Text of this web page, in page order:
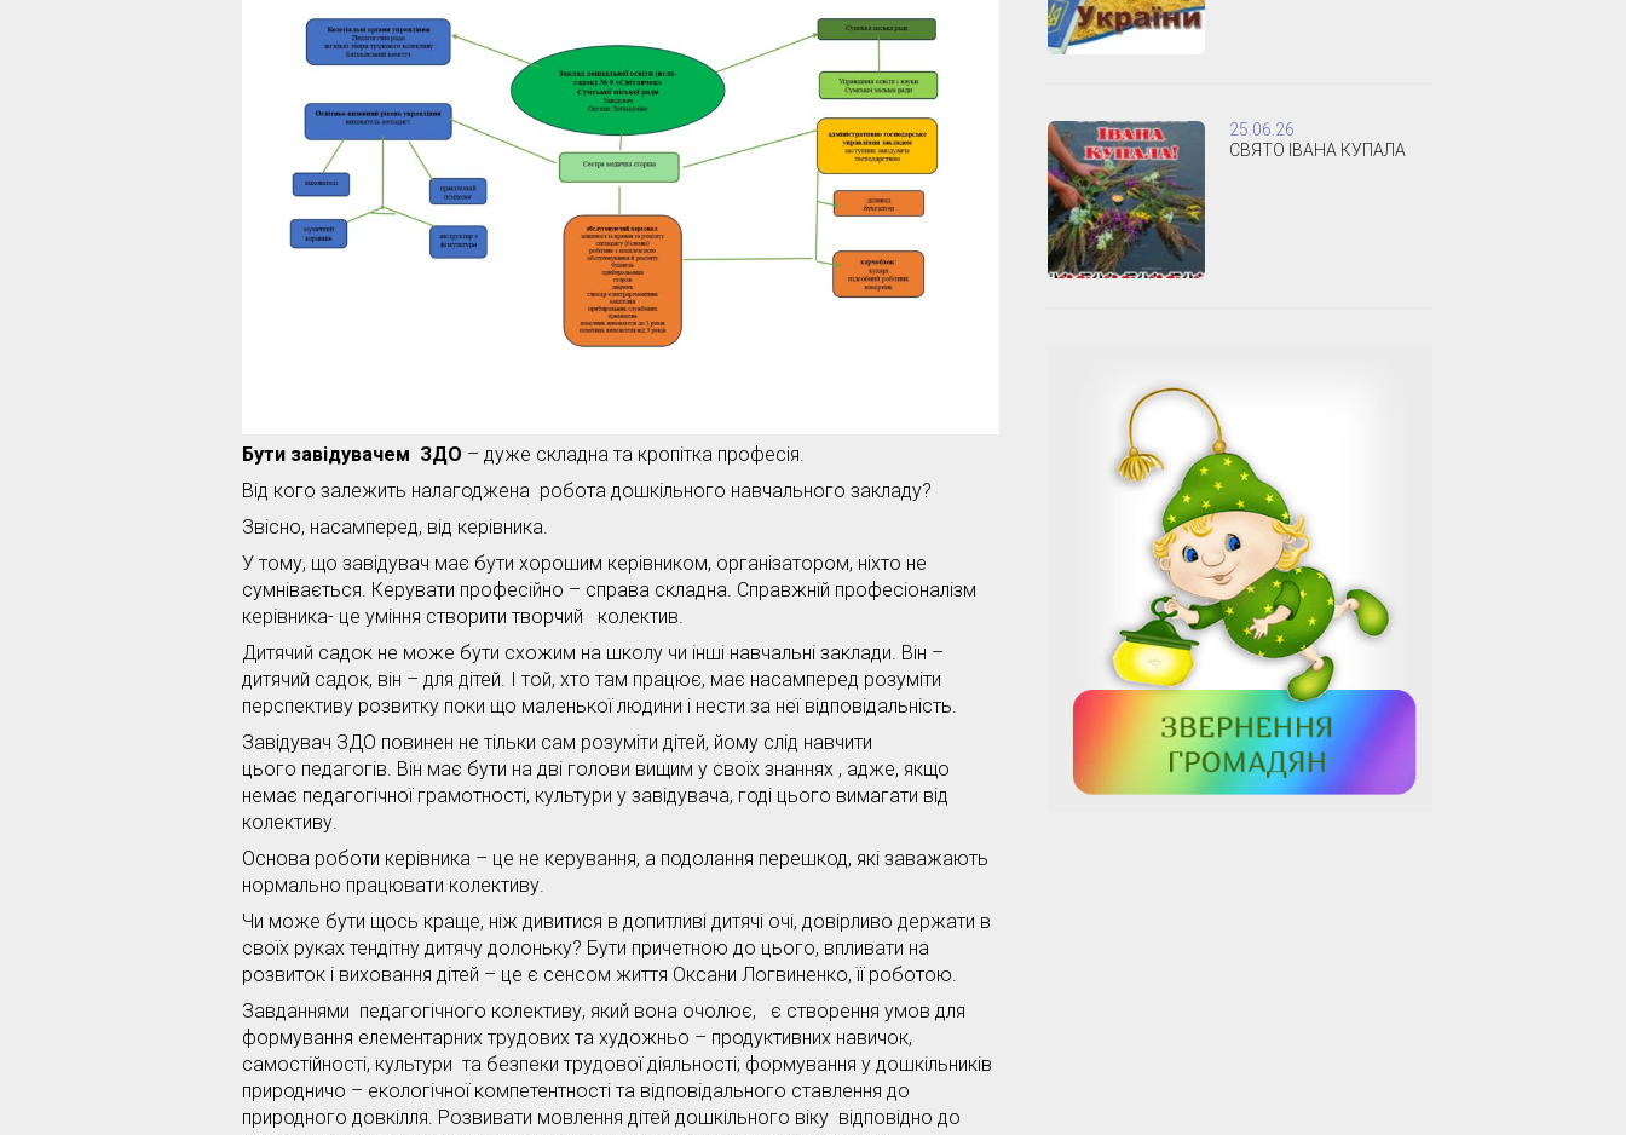
25.06.26
СВЯТО ІВАНА КУПАЛА
Бути завідувачем ЗДО – дуже складна та кропітка професія.
Від кого залежить налагоджена робота дошкільного навчального закладу?
Звісно, насамперед, від керівника.
У тому, що завідувач має бути хорошим керівником, організатором, ніхто не
сумнівається. Керувати професійно – справа складна. Справжній професіоналізм
керівника- це уміння створити творчий колектив.
Дитячий садок не може бути схожим на школу чи інші навчальні заклади. Він –
дитячий садок, він – для дітей. І той, хто там працює, має насамперед розуміти
перспективу розвитку поки що маленької людини і нести за неї відповідальність.
Завідувач ЗДО повинен не тільки сам розуміти дітей, йому слід навчити
цього педагогів. Він має бути на дві голови вищим у своїх знаннях , адже, якщо
немає педагогічної грамотності, культури у завідувача, годі цього вимагати від
колективу.
Основа роботи керівника – це не керування, а подолання перешкод, які заважають
нормально працювати колективу.
Чи може бути щось краще, ніж дивитися в допитливі дитячі очі, довірливо держати в
своїх руках тендітну дитячу долоньку? Бути причетною до цього, впливати на
розвиток і виховання дітей – це є сенсом життя Оксани Логвиненко, її роботою.
Завданнями педагогічного колективу, який вона очолює, є створення умов для
формування елементарних трудових та художньо – продуктивних навичок,
самостійності, культури та безпеки трудової діяльності; формування у дошкільників
природничо – екологічної компетентності та відповідального ставлення до
природного довкілля. Розвивати мовлення дітей дошкільного віку відповідно до